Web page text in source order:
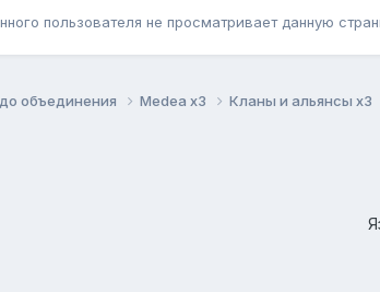
пользователя не просматривает данную
объединения Medea x3 Кланы и альянсы x3